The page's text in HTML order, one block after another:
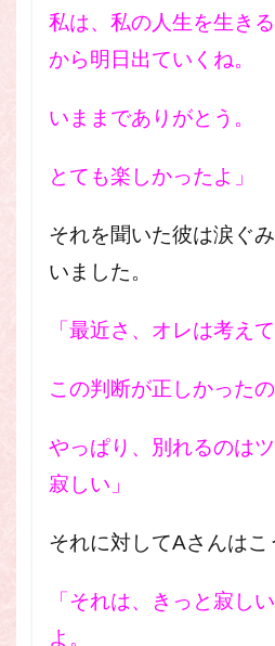
私は、私の人生を生き
から明日出ていくね。
いままでありがとう。
とても楽しかったよ」
それを聞いた彼は涙ぐ
いました。
「最近さ、オレは考え
この判断が正しかった
やっぱり、別れるのは
寂しい」
それに対してAさんはこ
「それは、きっと寂し
よ。